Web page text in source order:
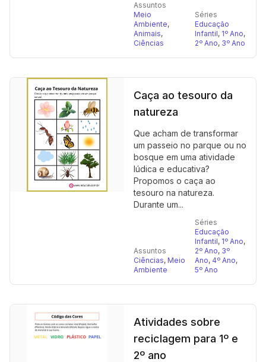
Assuntos
Meio
Ambiente,
Animais,
Ciências
Séries
Educação
Infantil, 1º Ano,
2º Ano, 3º Ano
Caça ao tesouro da
natureza
Que acham de transformar
um passeio no parque ou no
bosque em uma atividade
lúdica e educativa?
Propomos o caça ao
tesouro na natureza.
Durante um...
Assuntos
Ciências, Meio
Ambiente
Séries
Educação
Infantil, 1º Ano,
2º Ano, 3º
Ano, 4º Ano,
5º Ano
Atividades sobre
reciclagem para 1º e
2º ano